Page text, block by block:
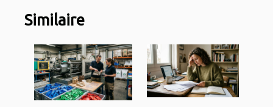
Similaire